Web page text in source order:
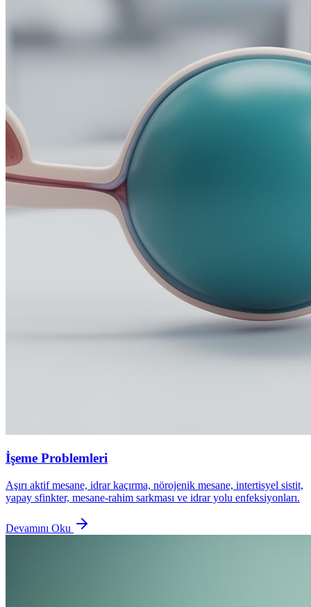
İşeme Problemleri
Aşırı aktif mesane, idrar kaçırma, nörojenik mesane, intertisyel sistit,
yapay sfinkter, mesane-rahim sarkması ve idrar yolu enfeksiyonları.
Devamını Oku